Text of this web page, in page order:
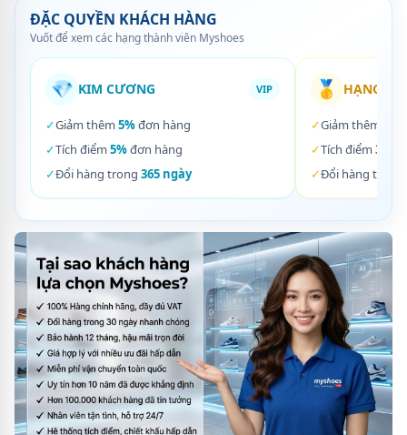
ĐẶC QUYỀN KHÁCH HÀNG
Vuốt để xem các hạng thành viên Myshoes
💎 KIM CƯƠNG VIP
✓Giảm thêm 5%đơn hàng
✓Tích điểm 5%đơn hàng
✓Đổi hàng trong 365 ngày
🥇 HẠNG
✓Giảm thêm
✓Tích điểm 3%
✓Đổi hàng trong